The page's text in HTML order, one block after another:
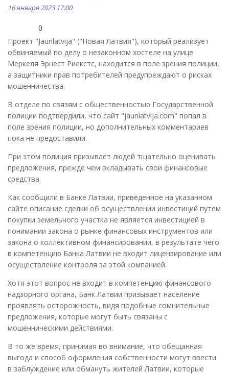
16 января 2023 17:00
0
Проект "Jaunlatvija" ("Новая Латвия"), который реализует
обвиняемый по делу о незаконном хостеле на улице
Меркеля Эрнест Риекстс, находится в поле зрения полиции,
а защитники прав потребителей предупреждают о рисках
мошенничества.
В отделе по связям с общественностью Государственной
полиции подтвердили, что сайт "jaunlatvija.com" попал в
поле зрения полиции, но дополнительных комментариев
пока не предоставили.
При этом полиция призывает людей тщательно оценивать
предложения, прежде чем вкладывать свои финансовые
средства.
Как сообщили в Банке Латвии, приведенное на указанном
сайте описание сделки об осуществлении инвестиций путем
покупки земельного участка не является инвестицией в
понимании закона о рынке финансовых инструментов или
закона о коллективном финансировании, в результате чего
в компетенцию Банка Латвии не входит лицензирование или
осуществление контроля за этой компанией.
Хотя этот вопрос не входит в компетенцию финансового
надзорного органа, Банк Латвии призывает население
проявлять осторожность, видя подобные сомнительные
предложения, которые могут быть связаны с
мошенническими действиями.
В то же время, принимая во внимание, что обещанная
выгода и способ оформления собственности могут ввести
в заблуждение или обмануть жителей Латвии, которые